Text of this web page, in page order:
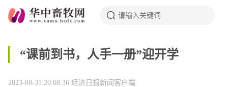
“课前到书，人手一册”迎开学
2023-08-31 20:08:36 经济日报新闻客户端